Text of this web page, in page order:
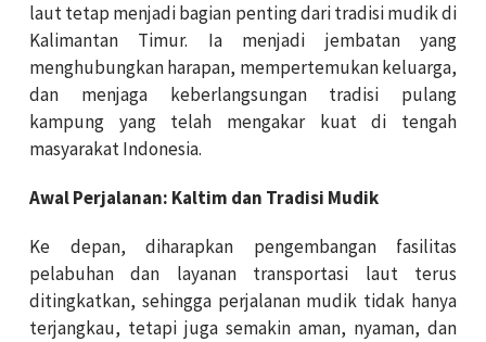
laut tetap menjadi bagian penting dari tradisi mudik di
Kalimantan Timur. Ia menjadi jembatan yang
menghubungkan harapan, mempertemukan keluarga,
dan menjaga keberlangsungan tradisi pulang
kampung yang telah mengakar kuat di tengah
masyarakat Indonesia.
Awal Perjalanan: Kaltim dan Tradisi Mudik
Ke depan, diharapkan pengembangan fasilitas
pelabuhan dan layanan transportasi laut terus
ditingkatkan, sehingga perjalanan mudik tidak hanya
terjangkau, tetapi juga semakin aman, nyaman, dan